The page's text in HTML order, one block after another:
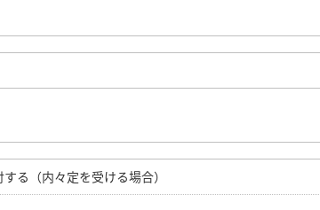
る（内々定を受ける場合）